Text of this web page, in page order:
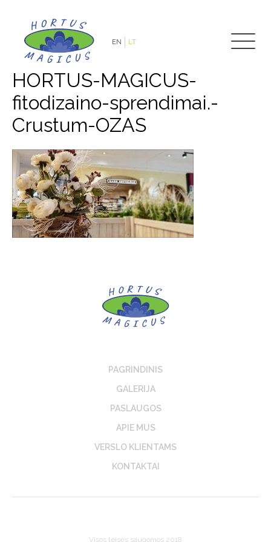
EN LT
HORTUS-MAGICUS-
fitodizaino-sprendimai.-
Crustum-OZAS
PAGRINDINIS
GALERIJA
PASLAUGOS
APIE MUS
VERSLO KLIENTAMS
KONTAKTAI
Visos teisės saugomos 2018